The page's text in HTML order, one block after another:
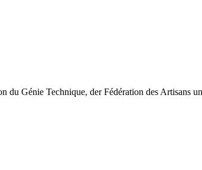
du Génie Technique, der Fédération des Artisans